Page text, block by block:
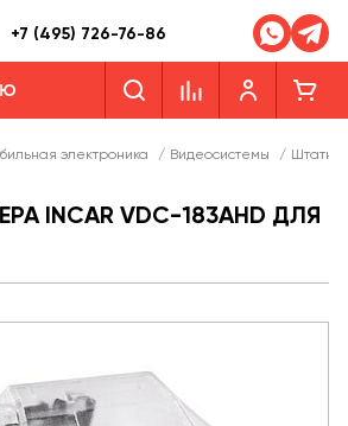
+7 (495) 726-76-86
электроника / Видеосистемы /
INCAR VDC-183AHD ДЛЯ